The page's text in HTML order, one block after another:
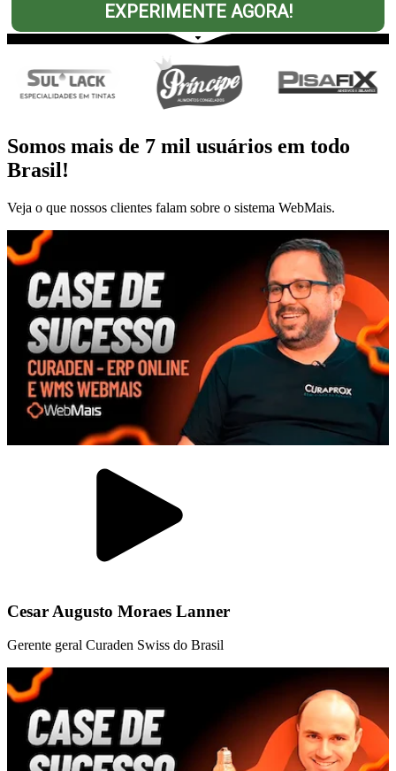
EXPERIMENTE AGORA!
Somos mais de 7 mil usuários em todo
Brasil!
Veja o que nossos clientes falam sobre o sistema WebMais.
Cesar Augusto Moraes Lanner
Gerente geral Curaden Swiss do Brasil